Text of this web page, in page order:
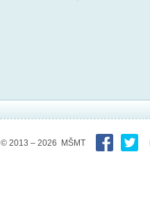
© 2013 – 2026 MŠMT